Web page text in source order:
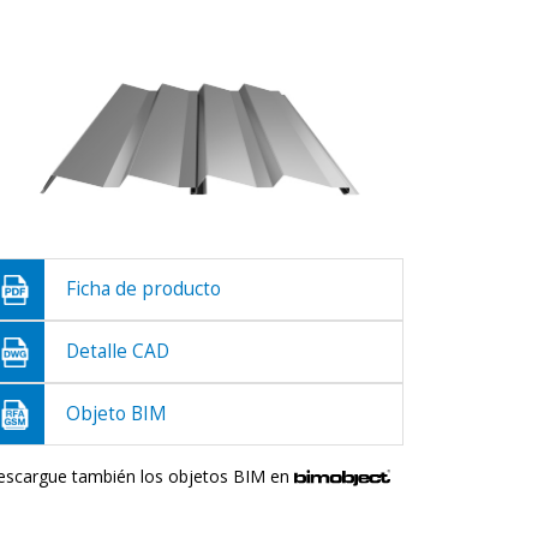
Ficha de producto
Detalle CAD
Objeto BIM
también los objetos BIM en